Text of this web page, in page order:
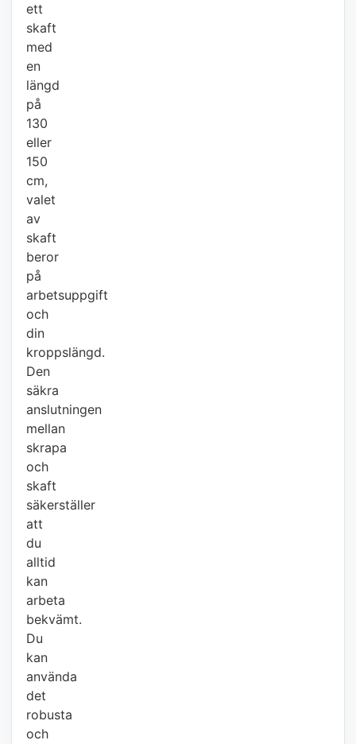
ett
skaft
med
en
längd
på
130
eller
150
cm,
valet
av
skaft
beror
på
arbetsuppgift
och
din
kroppslängd.
Den
säkra
anslutningen
mellan
skrapa
och
skaft
säkerställer
att
du
alltid
kan
arbeta
bekvämt.
Du
kan
använda
det
robusta
och